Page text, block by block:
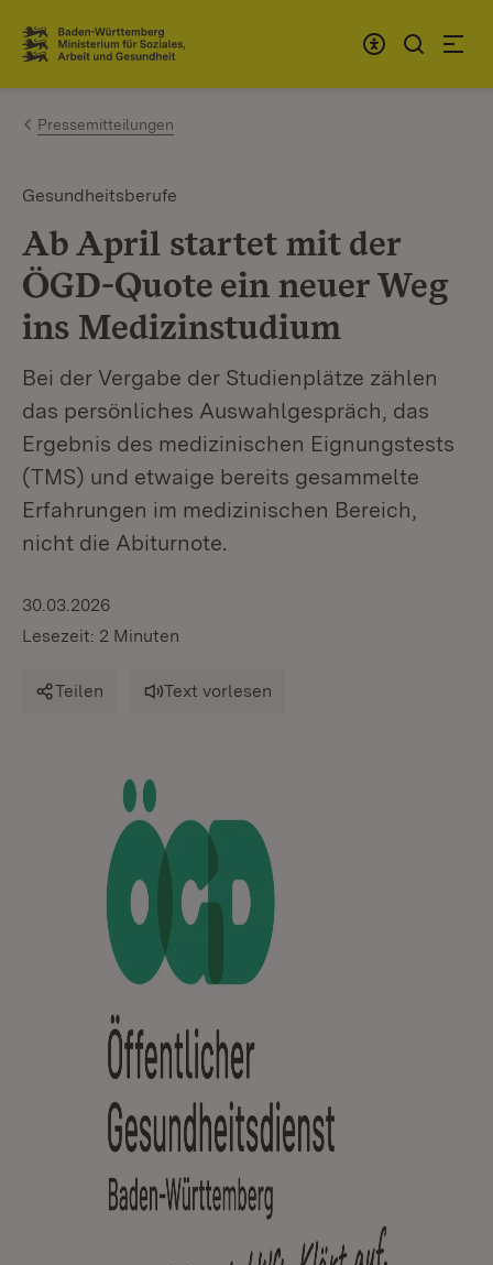
Zum Inhalt springen
Link zur Startseite
Pressemitteilungen
Gesundheitsberufe
Ab April startet mit der
ÖGD-Quote ein neuer Weg
ins Medizinstudium
Bei der Vergabe der Studienplätze zählen
das persönliches Auswahlgespräch, das
Ergebnis des medizinischen Eignungstests
(TMS) und etwaige bereits gesammelte
Erfahrungen im medizinischen Bereich,
nicht die Abiturnote.
30.03.2026
Lesezeit: 2 Minuten
Teilen Text vorlesen